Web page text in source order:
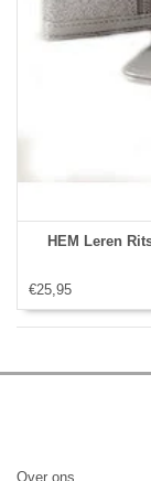
HEM Leren
€25,95
Over ons